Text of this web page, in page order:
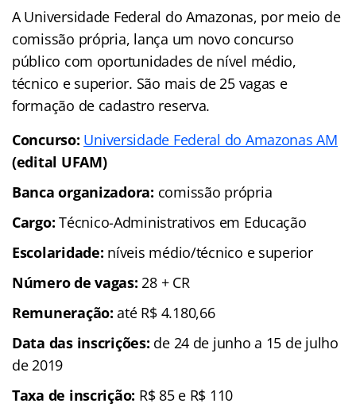
A Universidade Federal do Amazonas, por meio de
comissão própria, lança um novo concurso
público com oportunidades de nível médio,
técnico e superior. São mais de 25 vagas e
formação de cadastro reserva.
Concurso: Universidade Federal do Amazonas AM
(edital UFAM)
Banca organizadora: comissão própria
Cargo: Técnico-Administrativos em Educação
Escolaridade: níveis médio/técnico e superior
Número de vagas: 28 + CR
Remuneração: até R$ 4.180,66
Data das inscrições: de 24 de junho a 15 de julho
de 2019
Taxa de inscrição: R$ 85 e R$ 110